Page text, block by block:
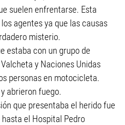
suelen enfrentarse. Esta
agentes ya que las causas
misterio.
estaba con un grupo de
y Naciones Unidas
personas en motocicleta.
abrieron fuego.
que presentaba el herido fue
el Hospital Pedro